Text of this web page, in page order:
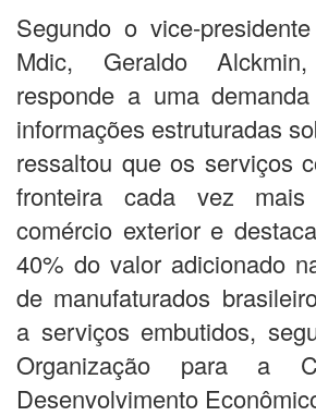
Segundo o vice-
Mdic, Geraldo
responde a uma
informações estruturadas
ressaltou que os serviços
fronteira cada vez
comércio exterior e
40% do valor adicionado
de manufaturados
a serviços embutidos,
Organização para a
Desenvolvimento